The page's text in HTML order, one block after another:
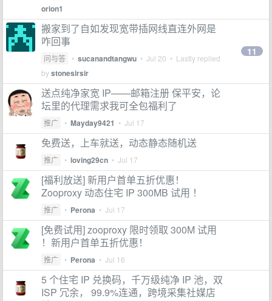
orion1
搬家到了自如发现宽带插网线直连外网是
咋回事
问与答 • sucanandtangwu • Jul 20 • Lastly replied
bystonesirsir
11
送点纯净家宽 IP——邮箱注册 保平安，论
坛里的代理需求我可全包福利了
推广 • Mayday9421 • Jul 17
免费送，上车就送，动态静态随机送
推广 • loving29cn • Jul 17
[福利放送] 新用户首单五折优惠！
Zooproxy 动态住宅 IP 300MB 试用 ！
推广 • Perona • Jul 17
[免费试用] zooproxy 限时领取 300M 试用
！新用户首单五折优惠！
推广 • Perona • Jul 16
5 个住宅 IP 兑换码，千万级纯净 IP 池，双
ISP 冗余， 99.9%连通，跨境采集社媒店